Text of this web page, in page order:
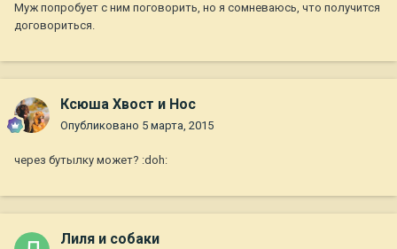
Муж попробует с ним поговорить, но я сомневаюсь, что получится
договориться.
Ксюша Хвост и Нос
Опубликовано 5 марта, 2015
через бутылку может? :doh:
Лиля и собаки